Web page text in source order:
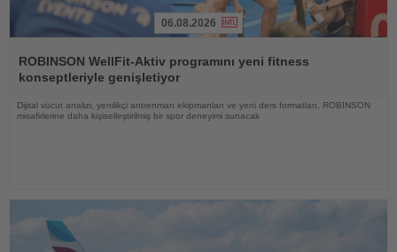
Oku
06.08.2026
ROBINSON WellFit-Aktiv programını yeni fitness
konseptleriyle genişletiyor
Dijital vücut analizi, yenilikçi antrenman ekipmanları ve yeni ders formatları, ROBINSON
misafirlerine daha kişiselleştirilmiş bir spor deneyimi sunacak